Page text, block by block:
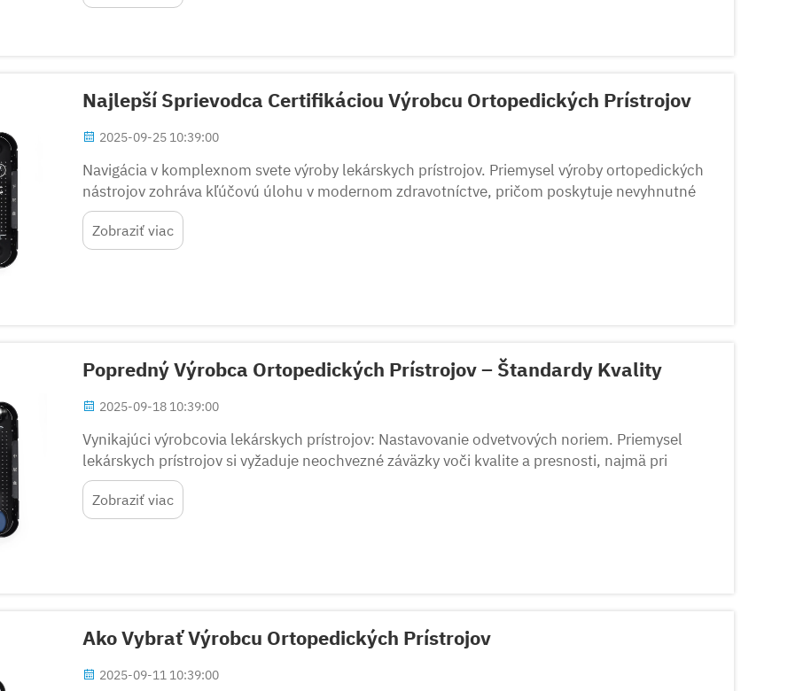
Najlepší Sprievodca Certifikáciou Výrobcu Ortopedických Prístrojov
2025-09-25 10:39:00
Navigácia v komplexnom svete výroby lekárskych prístrojov. Priemysel výroby ortopedických
nástrojov zohráva kľúčovú úlohu v modernom zdravotníctve, pričom poskytuje nevyhnutné
nástroje a zariadenia, ktoré umožňujú chirurgom vykonávať život zmenšujúce zákroky. A...
Zobraziť viac
Popredný Výrobca Ortopedických Prístrojov – Štandardy Kvality
2025-09-18 10:39:00
Vynikajúci výrobcovia lekárskych prístrojov: Nastavovanie odvetvových noriem. Priemysel
lekárskych prístrojov si vyžaduje neochvezné záväzky voči kvalite a presnosti, najmä pri
ortopedických nástrojoch. Popredný výrobca ortopedických nástrojov musí...
Zobraziť viac
Ako Vybrať Výrobcu Ortopedických Prístrojov
2025-09-11 10:39:00